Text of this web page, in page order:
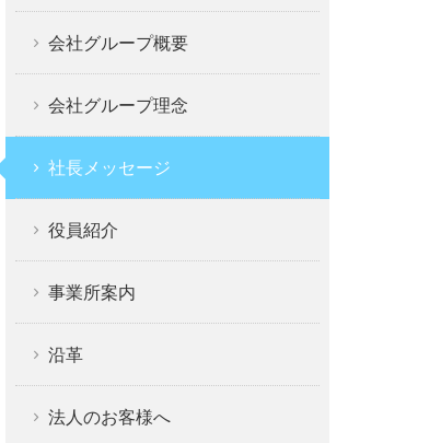
会社グループ概要
会社グループ理念
社長メッセージ
役員紹介
事業所案内
沿革
法人のお客様へ